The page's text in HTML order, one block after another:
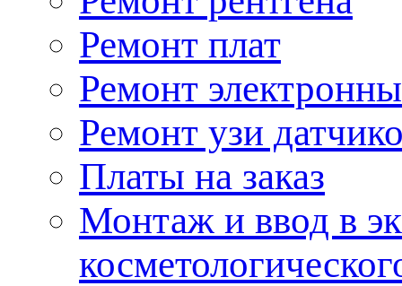
Ремонт плат
Ремонт
Ремонт узи
Платы на заказ
Монтаж и ввод в